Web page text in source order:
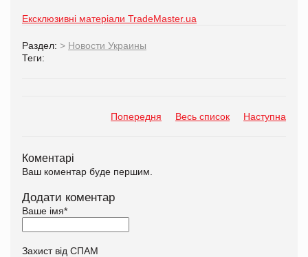
Ексклюзивні матеріали TradeMaster.ua
Раздел: > Новости Украины
Теги:
Попередня Весь список Наступна
Коментарі
Ваш коментар буде першим.
Додати коментар
Ваше імя*
Захист від СПАМ